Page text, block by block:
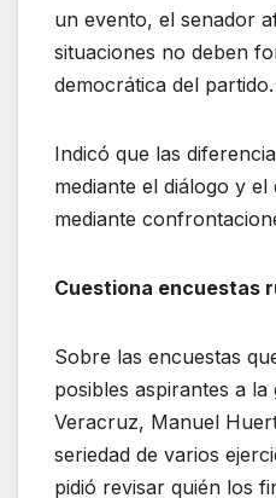
un evento, el senador
situaciones no deben
democrática del partido.
Indicó que las
mediante el diálogo y el
mediante
Cuestiona encuestas
Sobre las encuestas
posibles aspirantes a
Veracruz, Manuel
seriedad de varios
pidió revisar quién los